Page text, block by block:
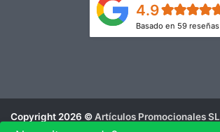
4.9
Basado en 59 reseñas
Copyright 2026 ©Artículos Promocionales SL